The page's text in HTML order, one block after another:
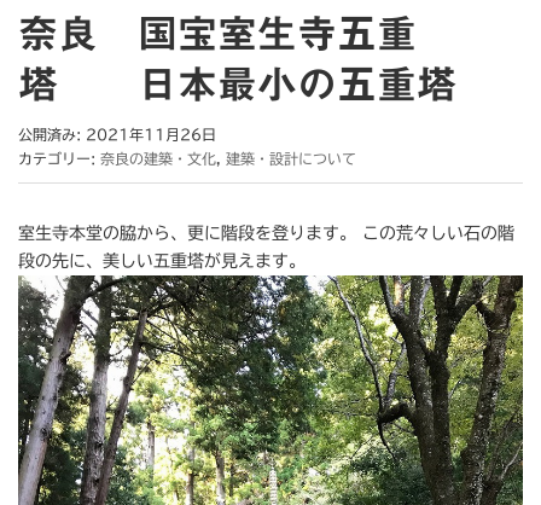
奈良 国宝室生寺五重
塔 日本最小の五重塔
公開済み: 2021年11月26日
カテゴリー: 奈良の建築・文化 建築・設計について
室生寺本堂の脇から、更に階段を登ります。 この荒々しい石の階
段の先に、美しい五重塔が見えます。